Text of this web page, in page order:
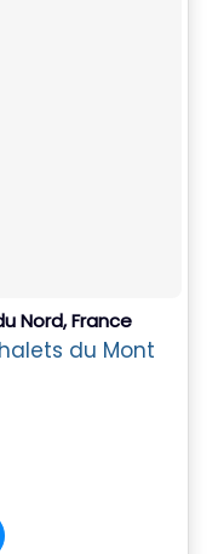
Nord, France
du Mont